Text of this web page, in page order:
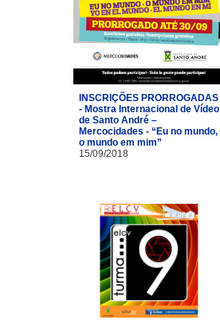
INSCRIÇÕES PRORROGADAS
- Mostra Internacional de Vídeo
de Santo André –
Mercocidades - “Eu no mundo,
o mundo em mim”
15/09/2018